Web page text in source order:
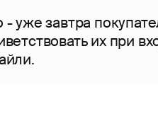
уже завтра
их при